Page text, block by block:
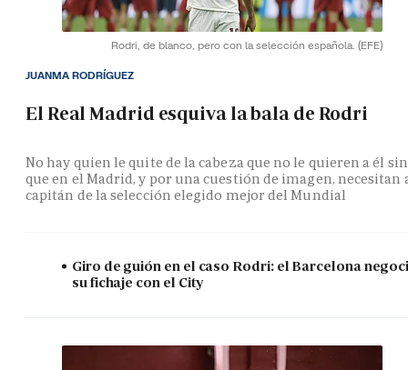
Rodri, de blanco, pero con la selección española. (EFE)
El Real Madrid esquiva la bala de Rodri
No hay quien le quite de la cabeza que no le quieren a él
que en el Madrid, y por una cuestión de imagen, necesitan
capitán de la selección elegido mejor del Mundial
JUANMA RODRÍGUEZ
Giro de guión en el caso Rodri: el Barcelona
su fichaje con el City